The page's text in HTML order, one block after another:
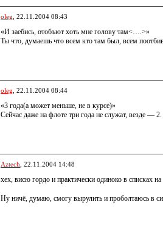
oleg , 22.11.2004 08:43
«И заебись, отобъют хоть мне голову там<….>»
Ты что, думаешь что всем кто там был, всем
oleg , 22.11.2004 08:44
«3 года(а может меньше, не в курсе)»
Сейчас даже на флоте три года не служат, везде — 2.
Aztech , 22.11.2004 14:48
хех, висю гордо и практически одиноко в списках на
Ну ничё, думаю, смогу вырулить и проболтаюсь в